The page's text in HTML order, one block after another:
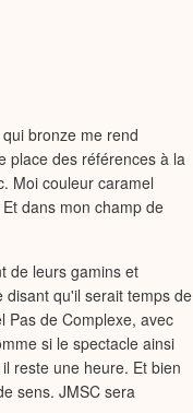
bronze me rend
place des références à la
Moi couleur caramel
dans mon champ de
de leurs gamins et
qu'il serait temps de
Pas de Complexe, avec
si le spectacle ainsi
reste une heure. Et bien
sens. JMSC sera